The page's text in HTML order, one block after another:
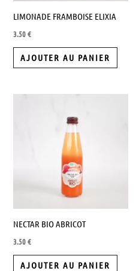
LIMONADE FRAMBOISE ELIXIA
3.50€
AJOUTER AU PANIER
NECTAR BIO ABRICOT
3.50€
AJOUTER AU PANIER